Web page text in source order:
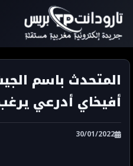
المتحدث باسم
أفيخاي أدرعي يرغب
30/01/2022